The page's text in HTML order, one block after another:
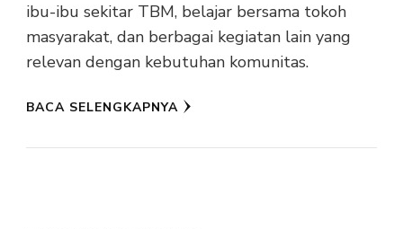
ibu-ibu sekitar TBM, belajar bersama tokoh
masyarakat, dan berbagai kegiatan lain yang
relevan dengan kebutuhan komunitas.
BACA SELENGKAPNYA